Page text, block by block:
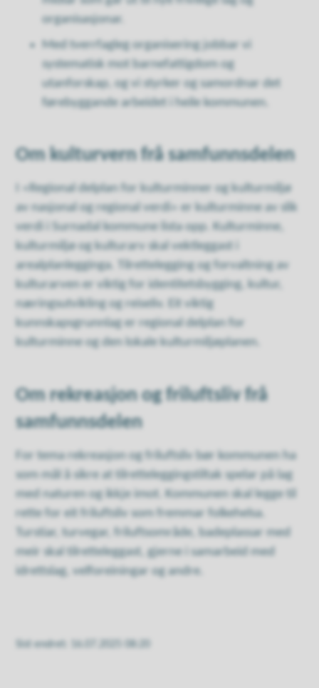
organisasjonar.
Med tverrfagleg organisering jobbar vi
systematisk mot barnefattigdom og
utanforskap, og vi styrker og samordnar det
førebyggande arbeidet i heile kommunen.
Om kulturvern frå samfunnsdelen
I «Regional delplan for kulturminner og kulturmiljø
av nasjonal og regional verdi» er kulturminne av slik
verdi i Surnadal kommune lista opp. Kulturminne,
kulturmiljø og kulturarv skal vektleggast i
arealplanlegginga. Tilrettelegging og forvaltning av
kulturarven er viktig for identitetsbygging, kultur,
næringsutvikling og reiseliv. Eit viktig
kunnskapsgrunnlag er regional delplan for
kulturminne og den lokale kulturmiljøplanen.
Om rekreasjon og friluftsliv frå
samfunnsdelen
For tema rekreasjon og friluftsliv bør kommunen ha
som mål å sikre at tilretteleggingstiltak spelar på lag
med naturen og ikkje imot. Kommunen skal legge til
rette for eit friluftsliv som fremmar folkehelsa.
Turstiar, turvegar, friluftsområde, badeplassar med
meir skal tilretteleggast, gjerne i samarbeid med
idrettslag, velforeiningar og andre.
Sist endret